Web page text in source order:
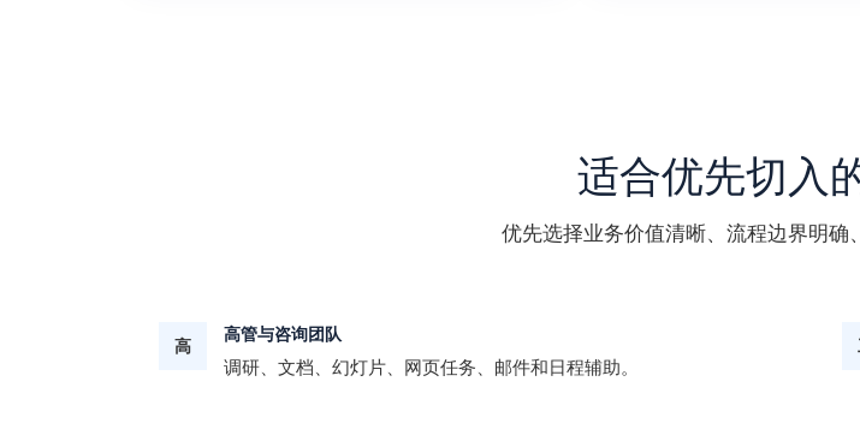
适合优先切入
优先选择业务价值清晰、流程边界明确
高
高管与咨询团队
调研、文档、幻灯片、网页任务、邮件和日程辅助。